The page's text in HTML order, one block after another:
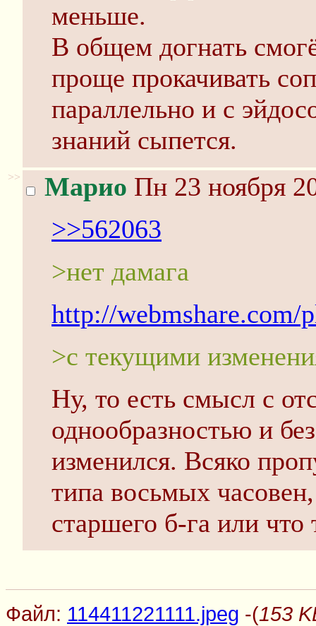
меньше.
В общем догнать
проще прокачивать
параллельно и с
знаний сыпется.
>> Марио Пн 23 ноября
>>562063
>нет дамага
http://webmshare.com/
>с текущими
Ну, то есть смысл с
однообразностью и
изменился. Всяко
типа восьмых
старшего б-га или
Файл: 114411221111.jpeg -(153